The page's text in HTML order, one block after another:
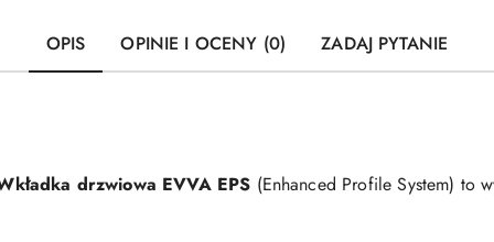
OPIS OPINIE I OCENY (0) ZADAJ PYTANIE
drzwiowa EVVA EPS (Enhanced Profile System) to